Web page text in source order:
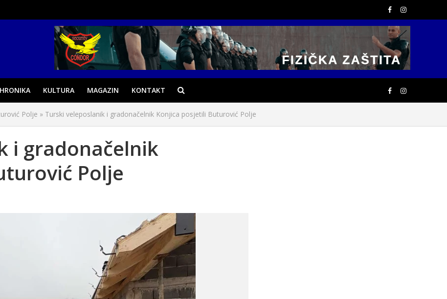
KULTURA MAGAZIN KONTAKT
Polje » Turski veleposlanik i gradonačelnik Konjica posjetili Buturović Polje
i gradonačelnik
Polje